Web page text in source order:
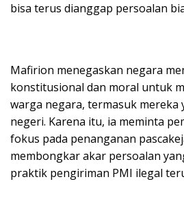
bisa terus dianggap persoalan
Mafirion menegaskan negara
konstitusional dan moral untuk
warga negara, termasuk mereka
negeri. Karena itu, ia meminta
fokus pada penanganan
membongkar akar persoalan
praktik pengiriman PMI ilegal